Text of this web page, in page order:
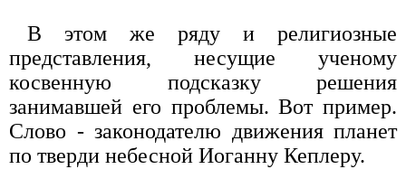
В этом же ряду и религиозные
представления, несущие ученому
косвенную подсказку решения
занимавшей его проблемы. Вот пример.
Слово - законодателю движения планет
по тверди небесной Иоганну Кеплеру.